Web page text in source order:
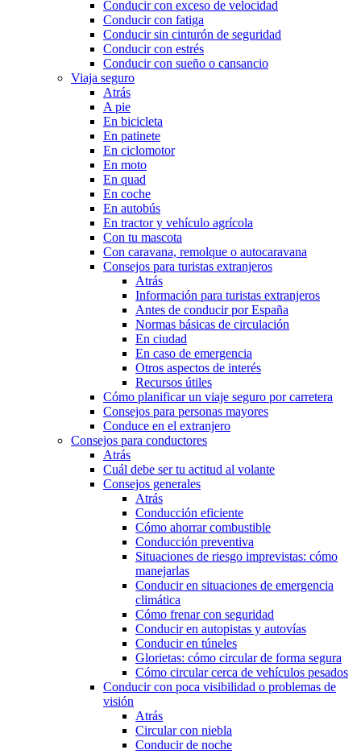
Conducir con exceso de velocidad
Conducir con fatiga
Conducir sin cinturón de seguridad
Conducir con estrés
Conducir con sueño o cansancio
Viaja seguro
Atrás
A pie
En bicicleta
En patinete
En ciclomotor
En moto
En quad
En coche
En autobús
En tractor y vehículo agrícola
Con tu mascota
Con caravana, remolque o autocaravana
Consejos para turistas extranjeros
Atrás
Información para turistas extranjeros
Antes de conducir por España
Normas básicas de circulación
En ciudad
En caso de emergencia
Otros aspectos de interés
Recursos útiles
Cómo planificar un viaje seguro por carretera
Consejos para personas mayores
Conduce en el extranjero
Consejos para conductores
Atrás
Cuál debe ser tu actitud al volante
Consejos generales
Atrás
Conducción eficiente
Cómo ahorrar combustible
Conducción preventiva
Situaciones de riesgo imprevistas: cómo
manejarlas
Conducir en situaciones de emergencia
climática
Cómo frenar con seguridad
Conducir en autopistas y autovías
Conducir en túneles
Glorietas: cómo circular de forma segura
Cómo circular cerca de vehículos pesados
Conducir con poca visibilidad o problemas de
visión
Atrás
Circular con niebla
Conducir de noche